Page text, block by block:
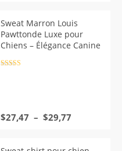
$34,37
à
$42,41
Sweat Marron Louis
Pawttonde Luxe pour
Chiens – Élégance Canine
$27,47 – $29,77
$27,47